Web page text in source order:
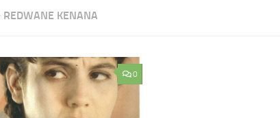
REDWANE KENANA
0